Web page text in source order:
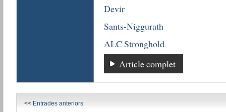
Devir
Sants-Niggurath
ALC Stronghold
Article complet
<< Entrades anteriors